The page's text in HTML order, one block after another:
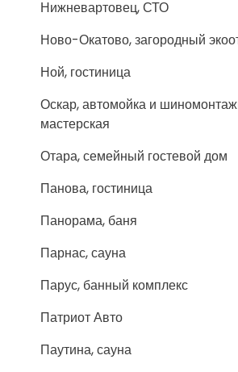
Нижневартовец, СТО
Ново-Окатово, загородный
Ной, гостиница
Оскар, автомойка и
мастерская
Отара, семейный гостевой дом
Панова, гостиница
Панорама, баня
Парнас, сауна
Парус, банный комплекс
Патриот Авто
Паутина, сауна